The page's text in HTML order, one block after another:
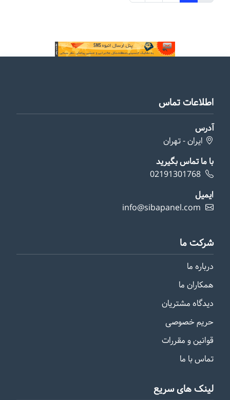
اطلاعات تماس
آدرس
ایران - تهران
با ما تماس بگیرید
02191301768
ایمیل
info@sibapanel.com
شرکت ما
درباره ما
همکاران ما
دیدگاه مشتریان
حریم خصوصی
قوانین و مقررات
تماس با ما
لینک های سریع